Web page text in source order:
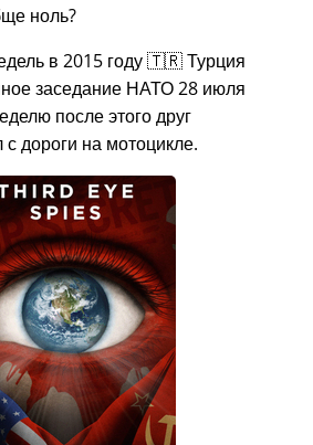
ноль?
в 2015 году 🇹🇷 Турция
заседание НАТО 28 июля
после этого друг
дороги на мотоцикле.